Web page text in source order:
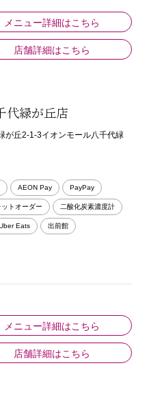
メニュー詳細はこちら
店舗詳細はこちら
代緑が丘店
が丘2-1-3イオンモール八千代緑
AEON Pay PayPay
ットオーダー 二酸化炭素濃度計
Eats 出前館
メニュー詳細はこちら
店舗詳細はこちら